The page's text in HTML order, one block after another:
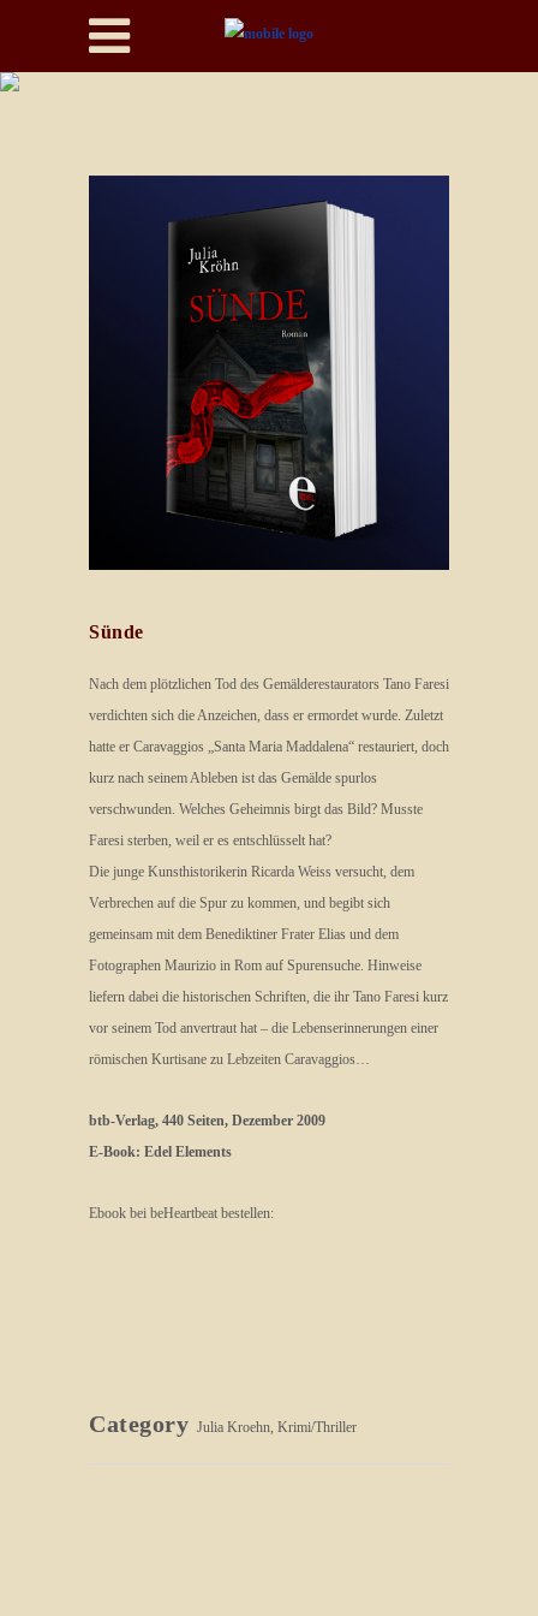
Sünde
Nach dem plötzlichen Tod des Gemälderestaurators Tano Faresi
verdichten sich die Anzeichen, dass er ermordet wurde. Zuletzt
hatte er Caravaggios „Santa Maria Maddalena“ restauriert, doch
kurz nach seinem Ableben ist das Gemälde spurlos
verschwunden. Welches Geheimnis birgt das Bild? Musste
Faresi sterben, weil er es entschlüsselt hat?
Die junge Kunsthistorikerin Ricarda Weiss versucht, dem
Verbrechen auf die Spur zu kommen, und begibt sich
gemeinsam mit dem Benediktiner Frater Elias und dem
Fotographen Maurizio in Rom auf Spurensuche. Hinweise
liefern dabei die historischen Schriften, die ihr Tano Faresi kurz
vor seinem Tod anvertraut hat – die Lebenserinnerungen einer
römischen Kurtisane zu Lebzeiten Caravaggios…
btb-Verlag, 440 Seiten, Dezember 2009
E-Book: Edel Elements
Ebook bei beHeartbeat bestellen:
Category Julia Kroehn, Krimi/Thriller